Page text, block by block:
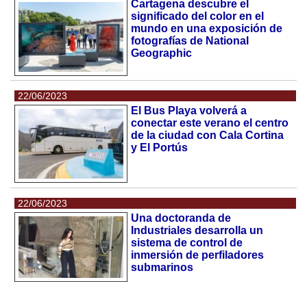
Cartagena descubre el
significado del color en el
mundo en una exposición de
fotografías de National
Geographic
22/06/2023
El Bus Playa volverá a
conectar este verano el centro
de la ciudad con Cala Cortina
y El Portús
22/06/2023
Una doctoranda de
Industriales desarrolla un
sistema de control de
inmersión de perfiladores
submarinos